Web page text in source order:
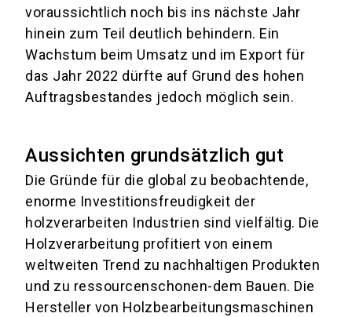
voraussichtlich noch bis ins nächste Jahr
hinein zum Teil deutlich behindern. Ein
Wachstum beim Umsatz und im Export für
das Jahr 2022 dürfte auf Grund des hohen
Auftragsbestandes jedoch möglich sein.
Aussichten grundsätzlich gut
Die Gründe für die global zu beobachtende,
enorme Investitionsfreudigkeit der
holzverarbeiten Industrien sind vielfältig. Die
Holzverarbeitung profitiert von einem
weltweiten Trend zu nachhaltigen Produkten
und zu ressourcenschonen-dem Bauen. Die
Hersteller von Holzbearbeitungsmaschinen